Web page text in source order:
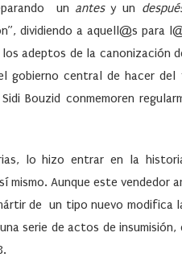
un antesy un
dividiendo a aquell@s para
adeptos de la canonización
gobierno central de hacer
Bouzid conmemoren
lo hizo entrar en la
Aunque este vendedor
de un tipo nuevo modifica
serie de actos de